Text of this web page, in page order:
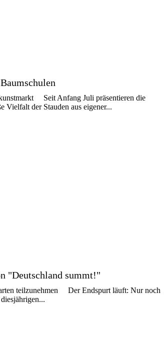
Baumschulen
Seit Anfang Juli präsentieren die
Vielfalt der Stauden aus eigener...
"Deutschland summt!"
teilzunehmen Der Endspurt läuft: Nur noch